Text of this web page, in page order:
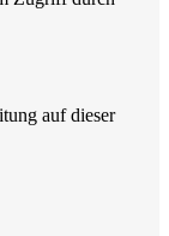
auf dieser